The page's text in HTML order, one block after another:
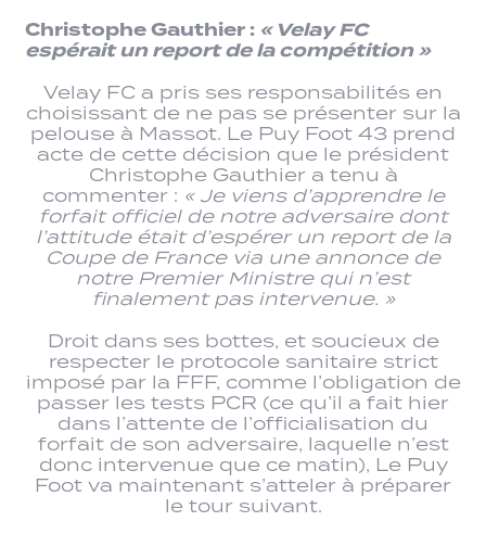
Christophe Gauthier : « Velay FC
espérait un report de la compétition »
Velay FC a pris ses responsabilités en
choisissant de ne pas se présenter sur la
pelouse à Massot. Le Puy Foot 43 prend
acte de cette décision que le président
Christophe Gauthier a tenu à
commenter : « Je viens d’apprendre le
forfait officiel de notre adversaire dont
l’attitude était d’espérer un report de la
Coupe de France via une annonce de
notre Premier Ministre qui n’est
finalement pas intervenue. »
Droit dans ses bottes, et soucieux de
respecter le protocole sanitaire strict
imposé par la FFF, comme l’obligation de
passer les tests PCR (ce qu’il a fait hier
dans l’attente de l’officialisation du
forfait de son adversaire, laquelle n’est
donc intervenue que ce matin), Le Puy
Foot va maintenant s’atteler à préparer
le tour suivant.